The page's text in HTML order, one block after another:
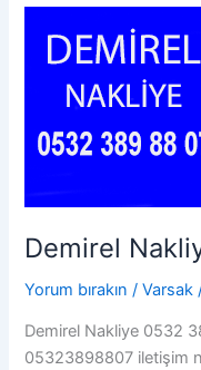
Demirel
Yorum bırakın /Varsak
Demirel Nakliye 0532
05323898807 iletişim